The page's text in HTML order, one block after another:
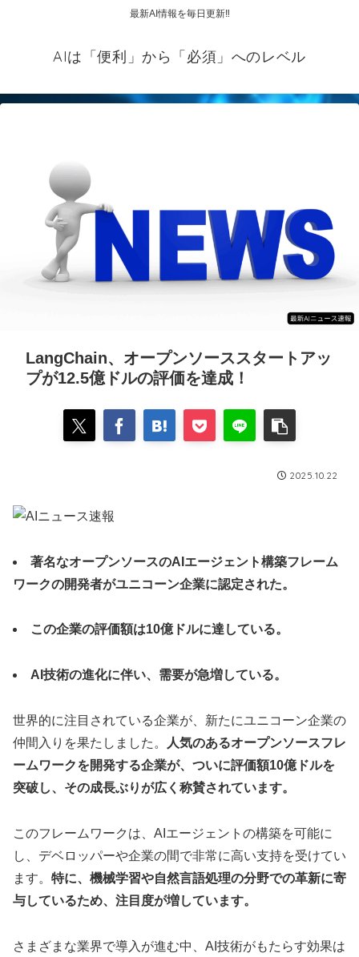
最新AI情報を毎日更新‼
AIは「便利」から「必須」へのレベル
LangChain、オープンソーススタートアッ
プが12.5億ドルの評価を達成！
2025.10.22
著名なオープンソースのAIエージェント構築フレーム
ワークの開発者がユニコーン企業に認定された。
この企業の評価額は10億ドルに達している。
AI技術の進化に伴い、需要が急増している。
世界的に注目されている企業が、新たにユニコーン企業の
仲間入りを果たしました。
人気のあるオープンソースフレ
ームワークを開発する企業が、ついに評価額10億ドルを
突破し、その成長ぶりが広く称賛されています。
このフレームワークは、AIエージェントの構築を可能に
し、デベロッパーや企業の間で非常に高い支持を受けてい
ます。 特に、機械学習や自然言語処理の分野での革新に寄
与しているため、注目度が増しています。
さまざまな業界で導入が進む中、AI技術がもたらす効果は